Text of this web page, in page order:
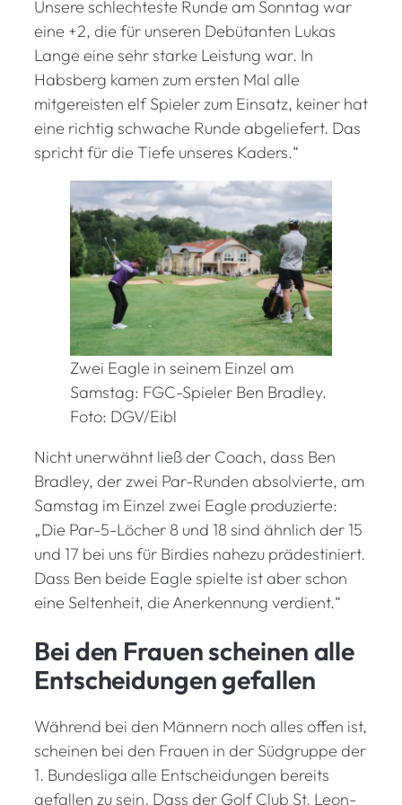
Unsere schlechteste Runde am Sonntag war
eine +2, die für unseren Debütanten Lukas
Lange eine sehr starke Leistung war. In
Habsberg kamen zum ersten Mal alle
mitgereisten elf Spieler zum Einsatz, keiner hat
eine richtig schwache Runde abgeliefert. Das
spricht für die Tiefe unseres Kaders.“
Zwei Eagle in seinem Einzel am
Samstag: FGC-Spieler Ben Bradley.
Foto: DGV/Eibl
Nicht unerwähnt ließ der Coach, dass Ben
Bradley, der zwei Par-Runden absolvierte, am
Samstag im Einzel zwei Eagle produzierte:
„Die Par-5-Löcher 8 und 18 sind ähnlich der 15
und 17 bei uns für Birdies nahezu prädestiniert.
Dass Ben beide Eagle spielte ist aber schon
eine Seltenheit, die Anerkennung verdient.“
Bei den Frauen scheinen alle
Entscheidungen gefallen
Während bei den Männern noch alles offen ist,
scheinen bei den Frauen in der Südgruppe der
1. Bundesliga alle Entscheidungen bereits
gefallen zu sein. Dass der Golf Club St. Leon-